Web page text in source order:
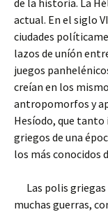
de la historia. La
actual. En el siglo
ciudades
lazos de uníón
juegos
creían en los
antropomorfos y
Hesíodo, que tanto
griegos de una
los más conocidos
Las polis griegas
muchas guerras,